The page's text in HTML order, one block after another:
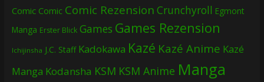
Comic Comic Comic Rezension Crunchyroll Egmont
Manga Erster Blick Games Games Rezension
Ichijinsha J.C. Staff Kadokawa Kazé Kazé Anime Kazé
Manga Kodansha KSM KSM Anime Manga